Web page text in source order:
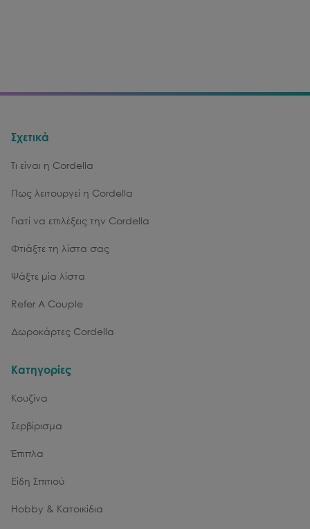
Σχετικά
Τι είναι η Cordella
Πως λειτουργεί η Cordella
Γιατί να επιλέξεις την Cordella
Φτιάξτε τη λίστα σας
Ψάξτε μία λίστα
Refer A Couple
Δωροκάρτες Cordella
Κατηγορίες
Κουζίνα
Σερβίρισμα
Έπιπλα
Είδη Σπιτιού
Hobby & Κατοικίδια